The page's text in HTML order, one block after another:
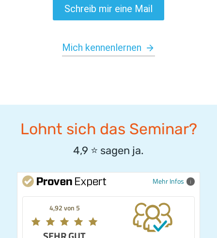
Schreib mir eine Mail
Mich kennenlernen
Lohnt sich das Seminar?
4,9 ⭐️ sagen ja.
Mehr Infos
4,92 von 5